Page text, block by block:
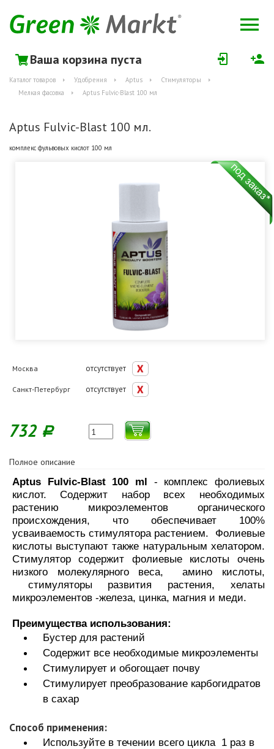
Ваша корзина пуста
Каталог товаров Удобрения Aptus
Стимуляторы
Мелкая фасовка
Aptus Fulvic-Blast 100 мл
Aptus Fulvic-Blast 100 мл.
комплекс фульвовых кислот 100 мл
Москва отсутствует
Санкт-Петербург отсутствует
732 Р
Полное описание
Aptus Fulvic-Blast 100 ml - комплекс фолиевых
кислот. Содержит набор всех необходимых
растению микроэлементов органического
происхождения, что обеспечивает 100%
усваиваемость стимулятора растением. Фолиевые
кислоты выступают также натуральным хелатором.
Стимулятор содержит фолиевые кислоты очень
низкого молекулярного веса, амино кислоты,
стимуляторы развития растения, хелаты
микроэлементов -железа, цинка, магния и меди.
Преимущества использования:
Бустер для растений
Содержит все необходимые микроэлементы
Стимулирует и обогощает почву
Стимулирует преобразование карбогидратов
в сахар
Способ применения:
Используйте в течении всего цикла 1 раз в